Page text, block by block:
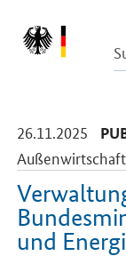
26.11.2025 -
und